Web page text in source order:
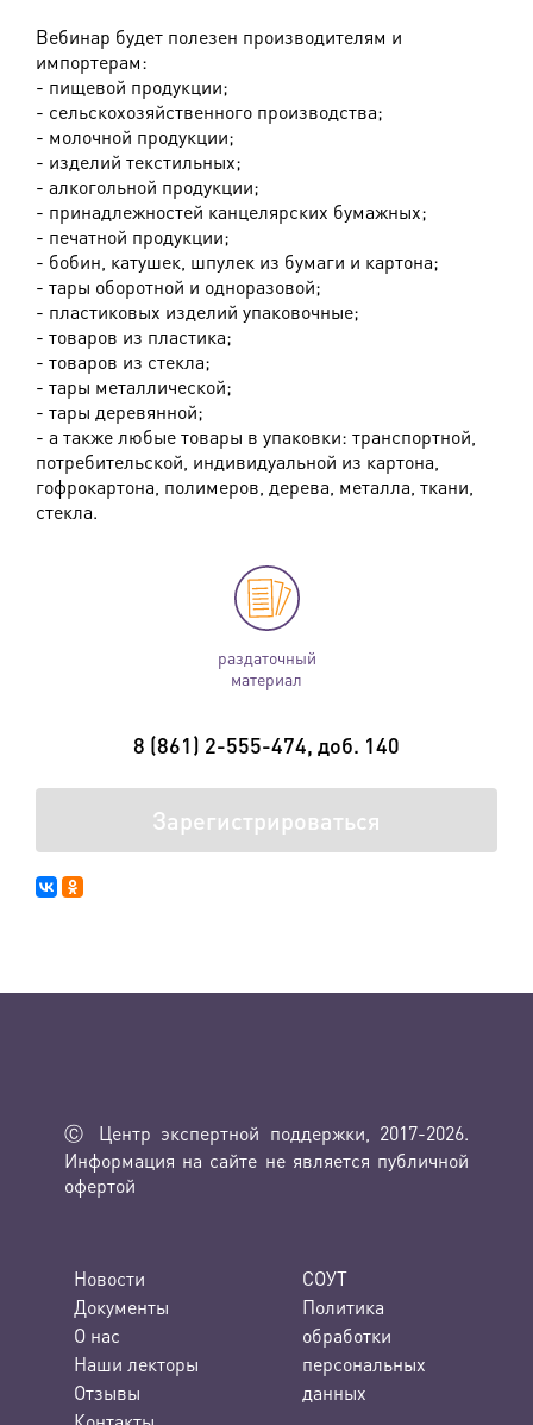
Вебинар будет полезен производителям и
импортерам:
- пищевой продукции;
- сельскохозяйственного производства;
- молочной продукции;
- изделий текстильных;
- алкогольной продукции;
- принадлежностей канцелярских бумажных;
- печатной продукции;
- бобин, катушек, шпулек из бумаги и картона;
- тары оборотной и одноразовой;
- пластиковых изделий упаковочные;
- товаров из пластика;
- товаров из стекла;
- тары металлической;
- тары деревянной;
- а также любые товары в упаковки: транспортной,
потребительской, индивидуальной из картона,
гофрокартона, полимеров, дерева, металла, ткани,
стекла.
раздаточный
материал
8 (861) 2-555-474, доб. 140
Зарегистрироваться
Ⓒ Центр экспертной поддержки, 2017-2026.
Информация на сайте не является публичной
офертой
Новости
Документы
О нас
Наши лекторы
Отзывы
СОУТ
Политика
обработки
персональных
данных